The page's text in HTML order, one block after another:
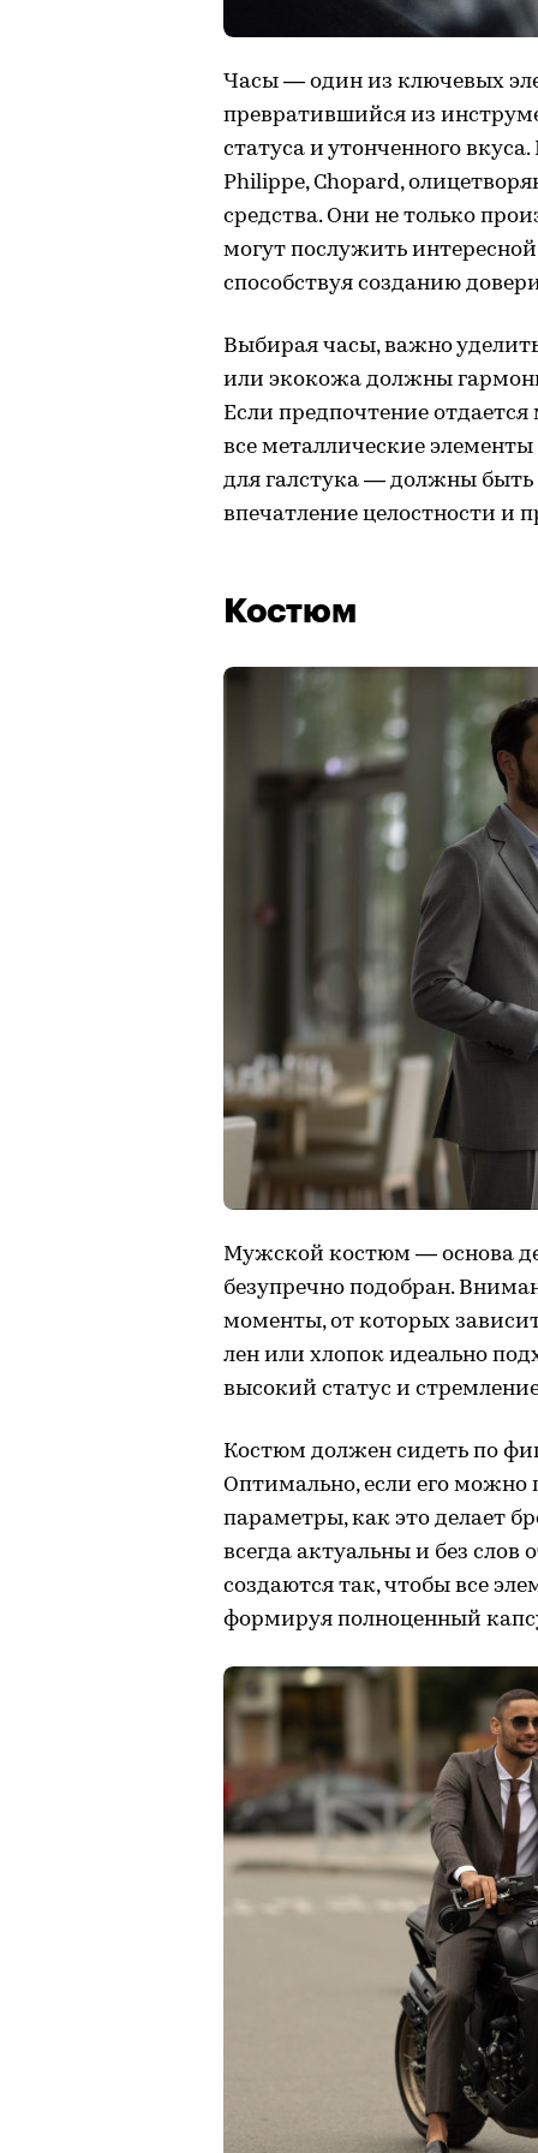
Часы — один из ключевых
превратившийся из
статуса и утонченного
Philippe, Chopard,
средства. Они не только
могут послужить
способствуя созданию
Выбирая часы, важно
или экокожа должны
Если предпочтение отдается
все металлические
для галстука — должны
впечатление целостности и
Костюм
Мужской костюм — основа
безупречно подобран.
моменты, от которых
лен или хлопок идеально
высокий статус и
Костюм должен сидеть по
Оптимально, если его можно
параметры, как это делает
всегда актуальны и без
создаются так, чтобы все
формируя полноценный